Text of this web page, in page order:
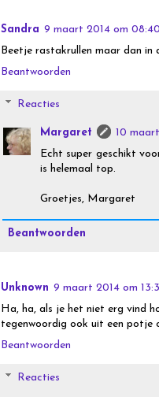
Sandra 9 maart 2014 om 08:40
Beetje rastakrullen maar dan in
Beantwoorden
Reacties
Margaret
10
Echt super geschikt
is helemaal top.
Groetjes, Margaret
Beantwoorden
Unknown 9 maart 2014 om
Ha, ha, als je het niet erg vind
tegenwoordig ook uit een potje
Beantwoorden
Reacties